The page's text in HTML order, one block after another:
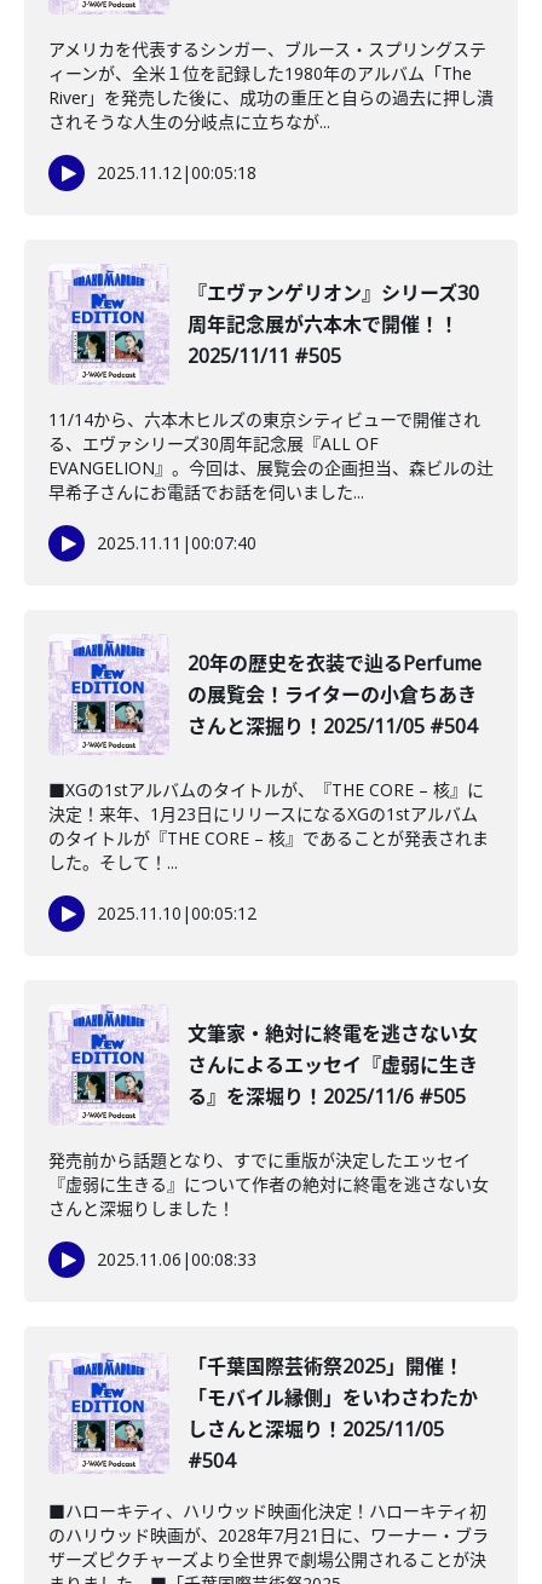
アメリカを代表するシンガー、ブルース・スプリングステ
ィーンが、全米１位を記録した1980年のアルバム「The
River」を発売した後に、成功の重圧と自らの過去に押し潰
されそうな人生の分岐点に立ちなが...
2025.11.12|00:05:18
️『エヴァンゲリオン』シリーズ30
周年記念展が六本木で開催！！
2025/11/11 #505
11/14から、六本木ヒルズの東京シティビューで開催され
る、エヴァシリーズ30周年記念展『ALL OF
EVANGELION』。今回は、展覧会の企画担当、森ビルの辻
早希子さんにお電話でお話を伺いました...
2025.11.11 |00:07:40
20年の歴史を衣装で辿るPerfume
の展覧会！ライターの小倉ちあき
さんと深掘り！2025/11/05 #504
■XGの1stアルバムのタイトルが、『THE CORE – 核』に
決定！来年、1月23日にリリースになるXGの1stアルバム
のタイトルが『THE CORE – 核』であることが発表されま
した。そして！...
2025.11.10 |00:05:12
文筆家・絶対に終電を逃さない女
さんによるエッセイ『虚弱に生き
る』を深堀り！2025/11/6 #505
発売前から話題となり、すでに重版が決定したエッセイ
『虚弱に生きる』について作者の絶対に終電を逃さない女
さんと深堀りしました！
2025.11.06 |00:08:33
「千葉国際芸術祭2025」開催！
「モバイル縁側」をいわさわたか
しさんと深堀り！2025/11/05
#504
■ハローキティ、ハリウッド映画化決定！ハローキティ初
のハリウッド映画が、2028年7月21日に、ワーナー・ブラ
ザーズピクチャーズより全世界で劇場公開されることが決